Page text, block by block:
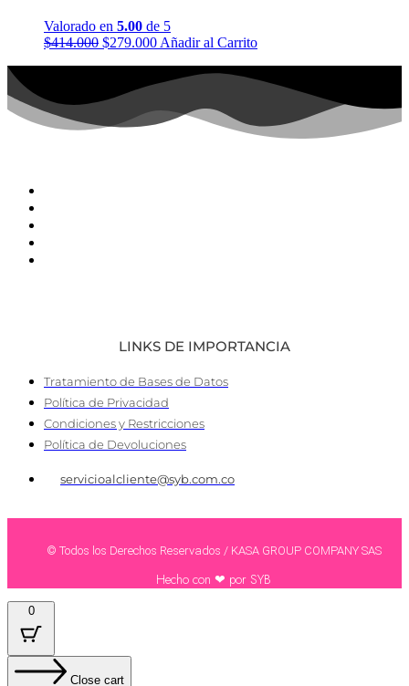
Valorado en 5.00 de 5
$414.000 $279.000 Añadir al Carrito
LINKS DE IMPORTANCIA
Tratamiento de Bases de Datos
Política de Privacidad
Condiciones y Restricciones
Política de Devoluciones
servicioalcliente@syb.com.co
© Todos los Derechos Reservados / KASA GROUP COMPANY SAS
Hecho con ❤ por SYB
0
Close cart